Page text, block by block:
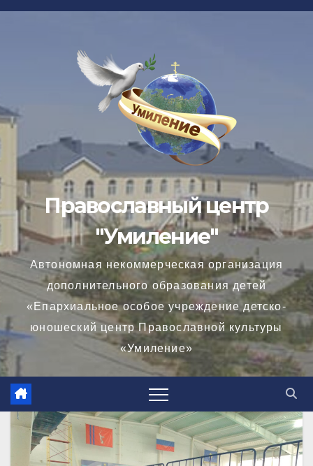
Перейти
Православный центр
"Умиление"
Автономная некоммерческая организация
дополнительного образования детей
«Епархиальное особое учреждение детско-
юношеский центр Православной культуры
«Умиление»